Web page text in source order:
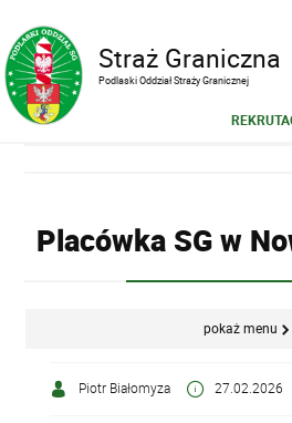
Straż Graniczna
Podlaski Oddział Straży Granicznej
Placówka SG w
pokaż menu
Piotr Białomyza 27.02.2026